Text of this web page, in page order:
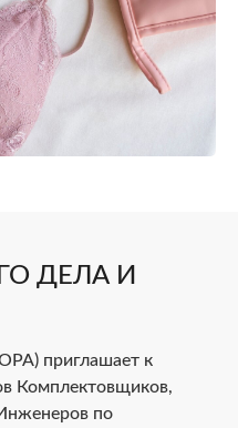
ДЕЛА И
приглашает к
Комплектовщиков,
по